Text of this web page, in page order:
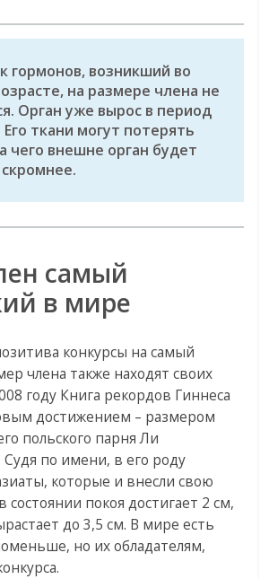
гормонов, возникший во
на размере члена не
Орган уже вырос в период
ткани могут потерять
чего внешне орган будет
самый
в мире
конкурсы на самый
члена также находят своих
году Книга рекордов Гиннеса
достижением – размером
польского парня Ли
по имени, в его роду
которые и внесли свою
состоянии покоя достигает 2 см,
до 3,5 см. В мире есть
но их обладателям,